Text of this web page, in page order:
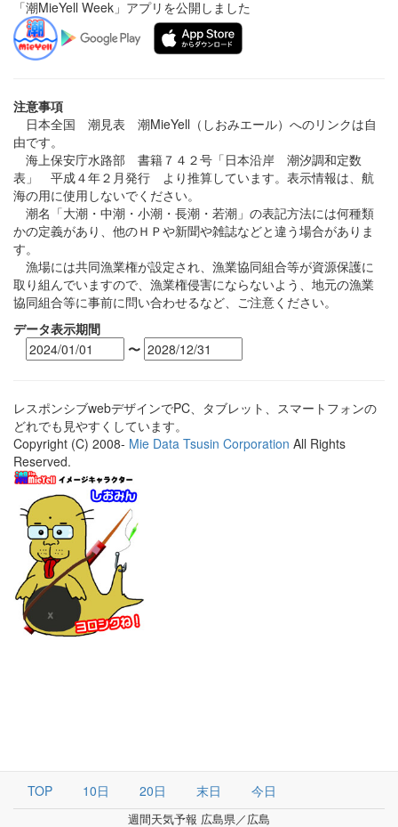
「潮MieYell Week」アプリを公開しました
注意事項
日本全国 潮見表 潮MieYell（しおみエール）へのリンクは自
由です。
海上保安庁水路部 書籍７４２号「日本沿岸 潮汐調和定数
表」 平成４年２月発行 より推算しています。表示情報は、航
海の用に使用しないでください。
潮名「大潮・中潮・小潮・長潮・若潮」の表記方法には何種類
かの定義があり、他のＨＰや新聞や雑誌などと違う場合がありま
す。
漁場には共同漁業権が設定され、漁業協同組合等が資源保護に
取り組んでいますので、漁業権侵害にならないよう、地元の漁業
協同組合等に事前に問い合わせるなど、ご注意ください。
データ表示期間
〜
レスポンシブwebデザインでPC、タブレット、スマートフォンの
どれでも見やすくしています。
Copyright (C) 2008- Mie Data Tsusin Corporation All Rights
Reserved.
TOP 10日 20日 末日 今日
週間天気予報 広島県／広島